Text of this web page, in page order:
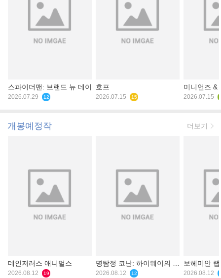
스파이더맨: 브랜드 뉴 데이
2026.07.29 12
호프
2026.07.15 15
미니언즈 &
2026.07.15
개봉예정작 더보기
데인저러스 애니멀스
2026.08.12 19
명탐정 코난: 하이웨이의 타
천사
2026.08.12 12
보헤미안
2026.08.12